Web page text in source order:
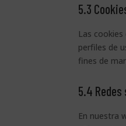
5.3
Las
perfiles de
fines de
5.4
En nuestra